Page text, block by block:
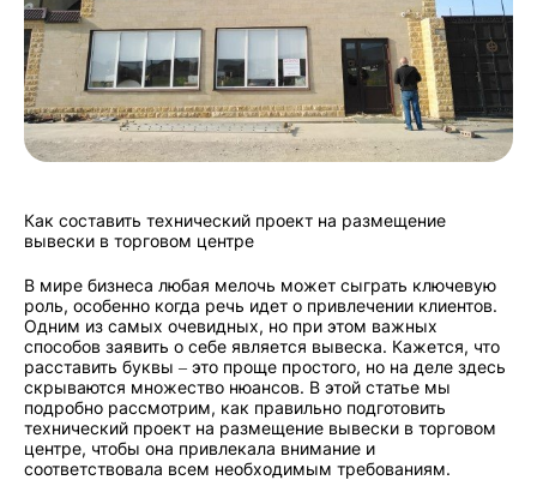
Как составить технический проект на размещение
вывески в торговом центре
В мире бизнеса любая мелочь может сыграть ключевую
роль, особенно когда речь идет о привлечении клиентов.
Одним из самых очевидных, но при этом важных
способов заявить о себе является вывеска. Кажется, что
расставить буквы – это проще простого, но на деле здесь
скрываются множество нюансов. В этой статье мы
подробно рассмотрим, как правильно подготовить
технический проект на размещение вывески в торговом
центре, чтобы она привлекала внимание и
соответствовала всем необходимым требованиям.